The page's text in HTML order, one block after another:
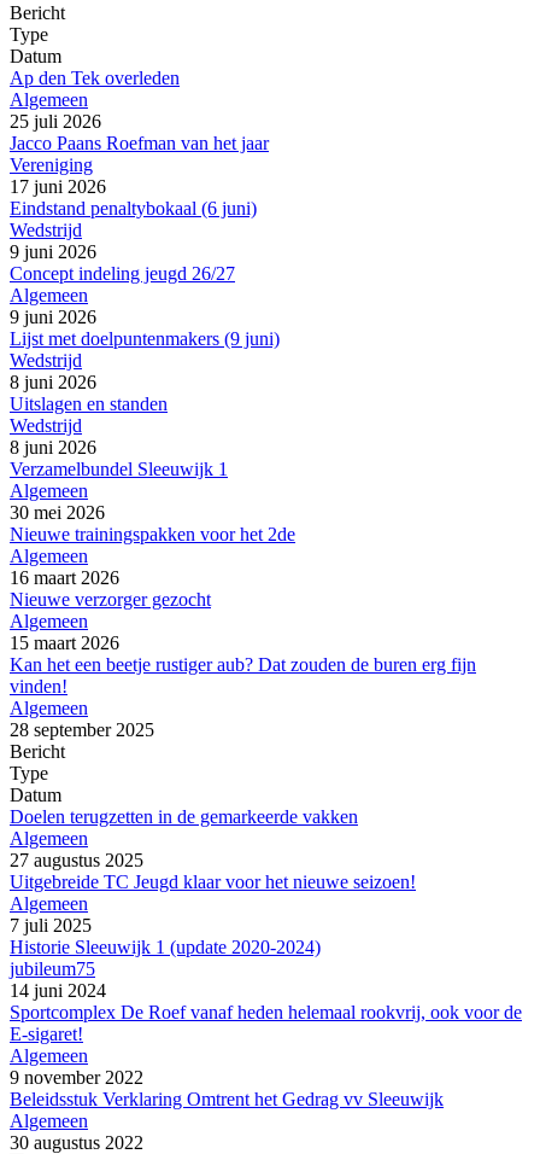
Bericht
Type
Datum
Ap den Tek overleden
Algemeen
25 juli 2026
Jacco Paans Roefman van het jaar
Vereniging
17 juni 2026
Eindstand penaltybokaal (6 juni)
Wedstrijd
9 juni 2026
Concept indeling jeugd 26/27
Algemeen
9 juni 2026
Lijst met doelpuntenmakers (9 juni)
Wedstrijd
8 juni 2026
Uitslagen en standen
Wedstrijd
8 juni 2026
Verzamelbundel Sleeuwijk 1
Algemeen
30 mei 2026
Nieuwe trainingspakken voor het 2de
Algemeen
16 maart 2026
Nieuwe verzorger gezocht
Algemeen
15 maart 2026
Kan het een beetje rustiger aub? Dat zouden de buren erg fijn
vinden!
Algemeen
28 september 2025
Bericht
Type
Datum
Doelen terugzetten in de gemarkeerde vakken
Algemeen
27 augustus 2025
Uitgebreide TC Jeugd klaar voor het nieuwe seizoen!
Algemeen
7 juli 2025
Historie Sleeuwijk 1 (update 2020-2024)
jubileum75
14 juni 2024
Sportcomplex De Roef vanaf heden helemaal rookvrij, ook voor de
E-sigaret!
Algemeen
9 november 2022
Beleidsstuk Verklaring Omtrent het Gedrag vv Sleeuwijk
Algemeen
30 augustus 2022